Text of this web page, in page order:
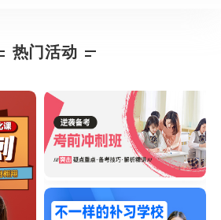
热门活动